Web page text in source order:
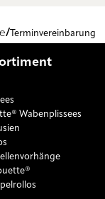
Terminvereinbarung
Wabenplissees